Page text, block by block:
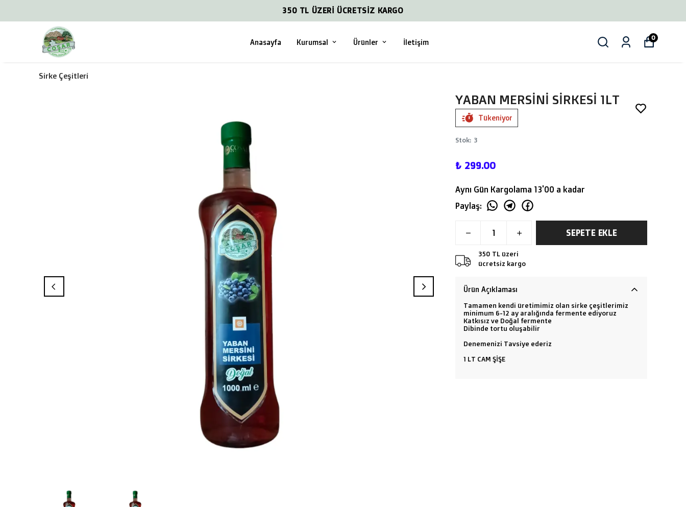
350 TL ÜZERİ ÜCRETSİZ KARGO
Anasayfa Kurumsal Ürünler İletişim
0
Sirke Çeşitleri
YABAN MERSİNİ SİRKESİ 1LT
Tükeniyor
Stok: 3
₺ 299.00
Aynı Gün Kargolama 13'00 a kadar
Paylaş:
SEPETE EKLE
350 TL üzeri
ücretsiz kargo
Ürün Açıklaması
Tamamen kendi üretimimiz olan sirke çeşitlerimiz
minimum 6-12 ay aralığında fermente ediyoruz
Katkısız ve Doğal fermente
Dibinde tortu oluşabilir
Denemenizi Tavsiye ederiz
1 LT CAM ŞİŞE